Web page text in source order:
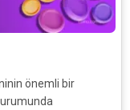
önemli bir